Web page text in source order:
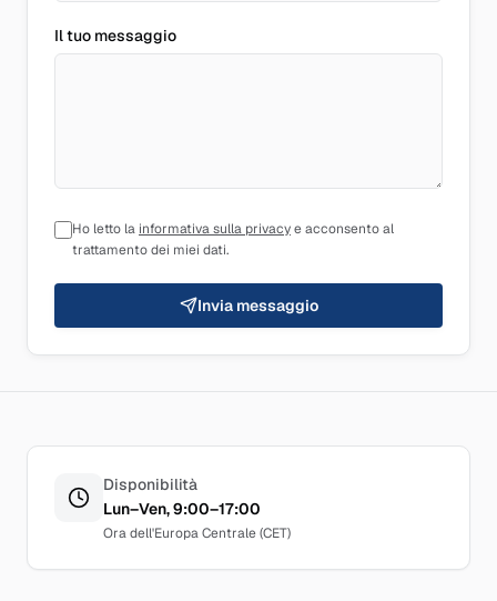
Il tuo messaggio
Ho letto la informativa sulla privacye acconsento al
trattamento dei miei dati.
Invia messaggio
Disponibilità
Lun–Ven, 9:00–17:00
Ora dell'Europa Centrale (CET)